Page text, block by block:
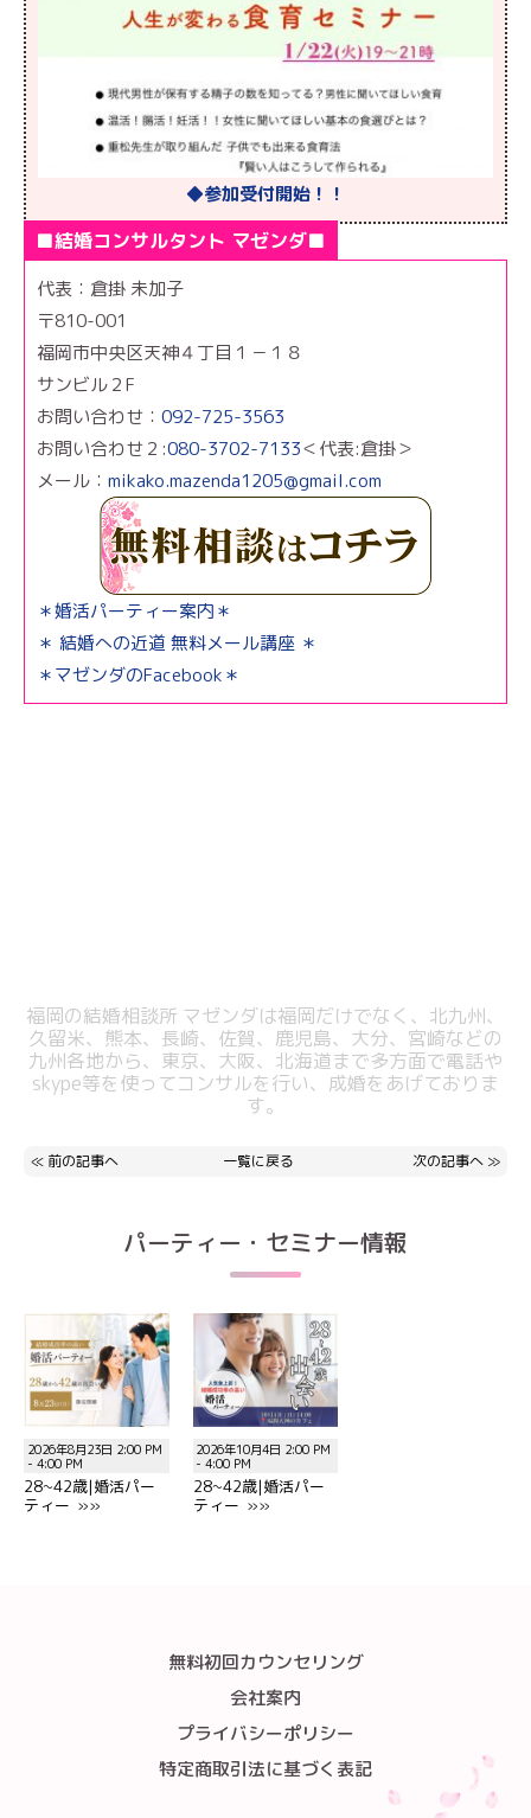
◆参加受付開始！！
■結婚コンサルタント マゼンダ■
代表：倉掛 未加子
〒810-001
福岡市中央区天神４丁目１－１８
サンビル２F
お問い合わせ： 092-725-3563
お問い合わせ２:080-3702-7133＜代表:倉掛＞
メール： mikako.mazenda1205@gmail.com
＊婚活パーティー案内＊
＊ 結婚への近道 無料メール講座 ＊
＊マゼンダのFacebook＊
福岡の結婚相談所 マゼンダは福岡だけでなく、北九州、
久留米、熊本、長崎、佐賀、鹿児島、大分、宮崎などの
九州各地から、東京、大阪、北海道まで多方面で電話や
skype等を使ってコンサルを行い、成婚をあげておりま
す。
≪ 前の記事へ 一覧に戻る 次の記事へ ≫
パーティー・セミナー情報
2026年8月23日 2:00 PM
- 4:00 PM
28~42歳|婚活パー
ティー »»
2026年10月4日 2:00 PM
- 4:00 PM
28~42歳|婚活パー
ティー »»
無料初回カウンセリング
会社案内
プライバシーポリシー
特定商取引法に基づく表記